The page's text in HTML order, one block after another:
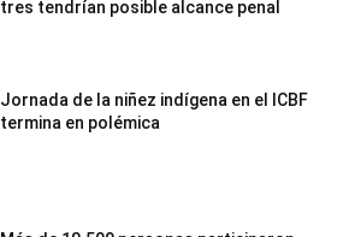
tres tendrían posible alcance penal
Jornada de la niñez indígena en el ICBF
termina en polémica